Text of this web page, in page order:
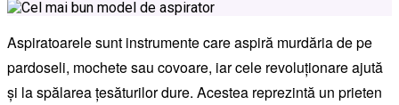
Aspiratoarele sunt instrumente care aspiră murdăria de pe
pardoseli, mochete sau covoare, iar cele revoluționare ajută
și la spălarea țesăturilor dure. Acestea reprezintă un prieten